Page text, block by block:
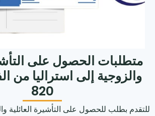
متطلبات الحصول على
والزوجية إلى استراليا من
820
للتقدم بطلب للحصول على التأشيرة العائلية